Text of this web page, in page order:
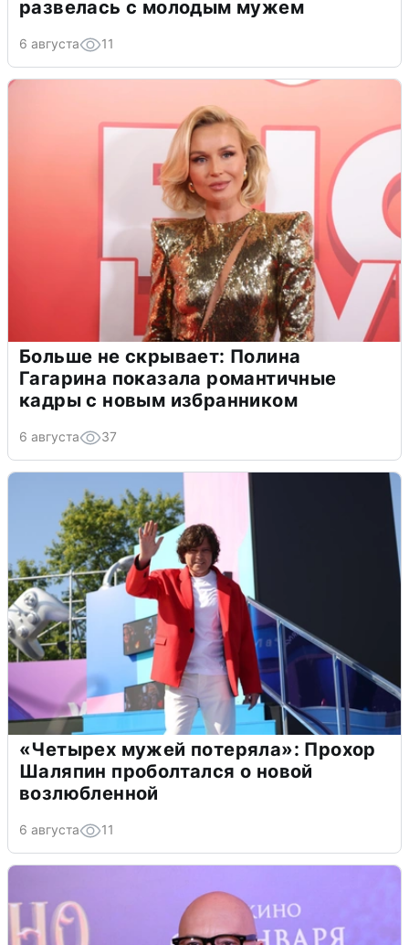
развелась с молодым мужем
6 августа 11
Больше не скрывает: Полина
Гагарина показала романтичные
кадры с новым избранником
6 августа 37
«Четырех мужей потеряла»: Прохор
Шаляпин проболтался о новой
возлюбленной
6 августа 11